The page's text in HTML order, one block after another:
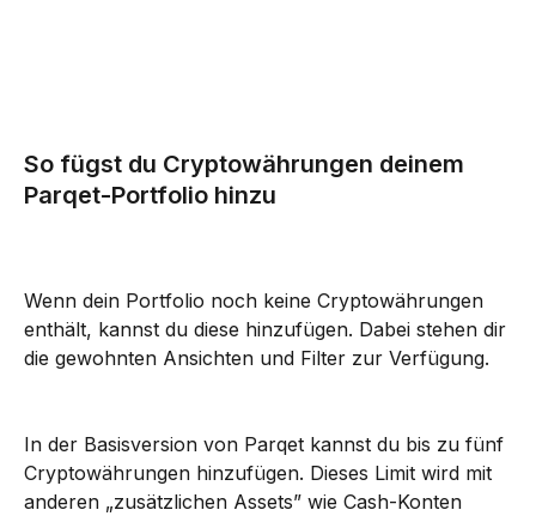
So fügst du Cryptowährungen deinem
Parqet-Portfolio hinzu
Wenn dein Portfolio noch keine Cryptowährungen
enthält, kannst du diese hinzufügen. Dabei stehen dir
die gewohnten Ansichten und Filter zur Verfügung.
In der Basisversion von Parqet kannst du bis zu fünf
Cryptowährungen hinzufügen. Dieses Limit wird mit
anderen „zusätzlichen Assets” wie Cash-Konten